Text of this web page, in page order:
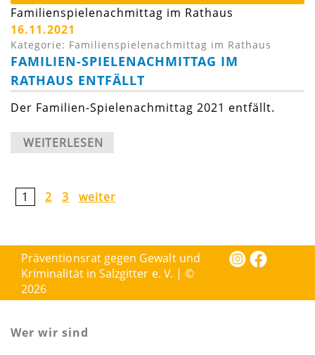
Familienspielenachmittag im Rathaus
16.11.2021
Kategorie: Familienspielenachmittag im Rathaus
FAMILIEN-SPIELENACHMITTAG IM
RATHAUS ENTFÄLLT
Der Familien-Spielenachmittag 2021 entfällt.
WEITERLESEN
1 2 3 weiter
Präventionsrat gegen Gewalt und
Kriminalität in Salzgitter e. V. | ©
2026
Wer wir sind